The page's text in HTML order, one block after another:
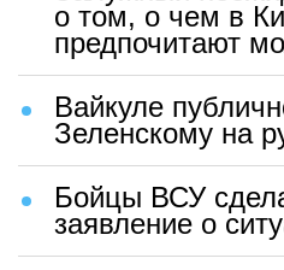
о том, о чем в
предпочитают
Вайкуле
Зеленскому на
Бойцы ВСУ
заявление о